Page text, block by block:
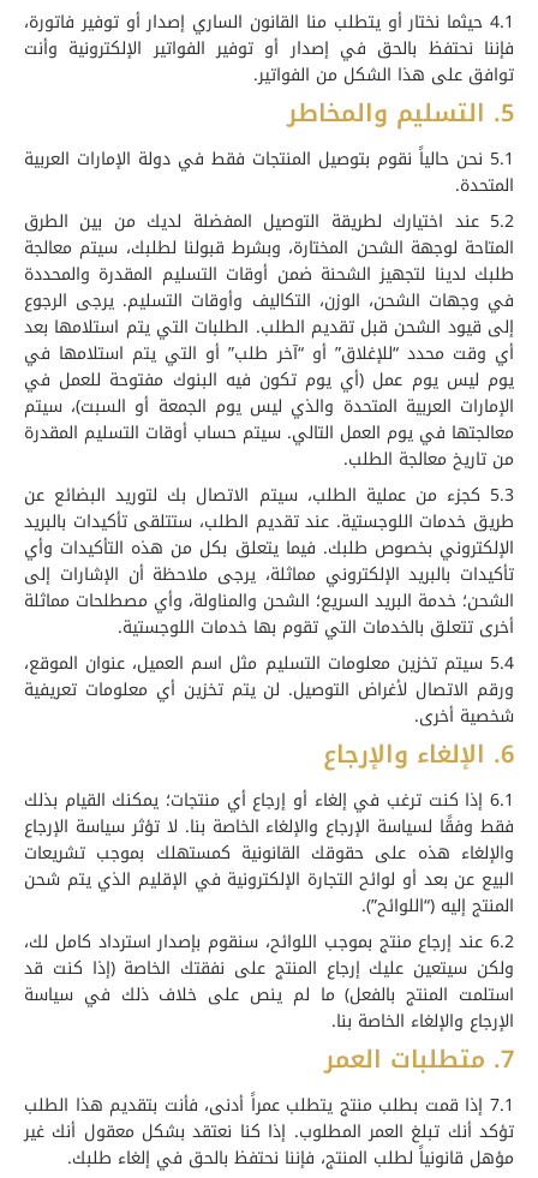
4.1 حيثما نختار أو يتطلب منا القانون الساري إصدار أو توفير فاتورة،
فإننا نحتفظ بالحق في إصدار أو توفير الفواتير الإلكترونية وأنت
توافق على هذا الشكل من الفواتير.
5. التسليم والمخاطر
5.1 نحن حالياً نقوم بتوصيل المنتجات فقط في دولة الإمارات العربية
المتحدة.
5.2 عند اختيارك لطريقة التوصيل المفضلة لديك من بين الطرق
المتاحة لوجهة الشحن المختارة، وبشرط قبولنا لطلبك، سيتم معالجة
طلبك لدينا لتجهيز الشحنة ضمن أوقات التسليم المقدرة والمحددة
في وجهات الشحن، الوزن، التكاليف وأوقات التسليم. يرجى الرجوع
إلى قيود الشحن قبل تقديم الطلب. الطلبات التي يتم استلامها بعد
أي وقت محدد “للإغلاق” أو “آخر طلب” أو التي يتم استلامها في
يوم ليس يوم عمل (أي يوم تكون فيه البنوك مفتوحة للعمل في
الإمارات العربية المتحدة والذي ليس يوم الجمعة أو السبت)، سيتم
معالجتها في يوم العمل التالي. سيتم حساب أوقات التسليم المقدرة
من تاريخ معالجة الطلب.
5.3 كجزء من عملية الطلب، سيتم الاتصال بك لتوريد البضائع عن
طريق خدمات اللوجستية. عند تقديم الطلب، ستتلقى تأكيدات بالبريد
الإلكتروني بخصوص طلبك. فيما يتعلق بكل من هذه التأكيدات وأي
تأكيدات بالبريد الإلكتروني مماثلة، يرجى ملاحظة أن الإشارات إلى
الشحن؛ خدمة البريد السريع؛ الشحن والمناولة، وأي مصطلحات مماثلة
أخرى تتعلق بالخدمات التي تقوم بها خدمات اللوجستية.
5.4 سيتم تخزين معلومات التسليم مثل اسم العميل، عنوان الموقع،
ورقم الاتصال لأغراض التوصيل. لن يتم تخزين أي معلومات تعريفية
شخصية أخرى.
6. الإلغاء والإرجاع
6.1 إذا كنت ترغب في إلغاء أو إرجاع أي منتجات؛ يمكنك القيام بذلك
فقط وفقًا لسياسة الإرجاع والإلغاء الخاصة بنا. لا تؤثر سياسة الإرجاع
والإلغاء هذه على حقوقك القانونية كمستهلك بموجب تشريعات
البيع عن بعد أو لوائح التجارة الإلكترونية في الإقليم الذي يتم شحن
المنتج إليه (“اللوائح”).
6.2 عند إرجاع منتج بموجب اللوائح، سنقوم بإصدار استرداد كامل لك،
ولكن سيتعين عليك إرجاع المنتج على نفقتك الخاصة (إذا كنت قد
استلمت المنتج بالفعل) ما لم ينص على خلاف ذلك في سياسة
الإرجاع والإلغاء الخاصة بنا.
7. متطلبات العمر
7.1 إذا قمت بطلب منتج يتطلب عمراً أدنى، فأنت بتقديم هذا الطلب
تؤكد أنك تبلغ العمر المطلوب. إذا كنا نعتقد بشكل معقول أنك غير
مؤهل قانونياً لطلب المنتج، فإننا نحتفظ بالحق في إلغاء طلبك.